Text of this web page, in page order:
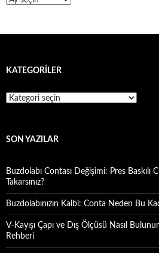
KATEGORILER
Kategoriler
SON YAZILAR
Buzdolabı Contası Değişimi: Pres Baskılı
Takarsınız?
Buzdolabınızın Kalbi: Conta Neden Bu
V-Kayışı Çapı ve Dış Ölçüsü Nasıl
Rehberi